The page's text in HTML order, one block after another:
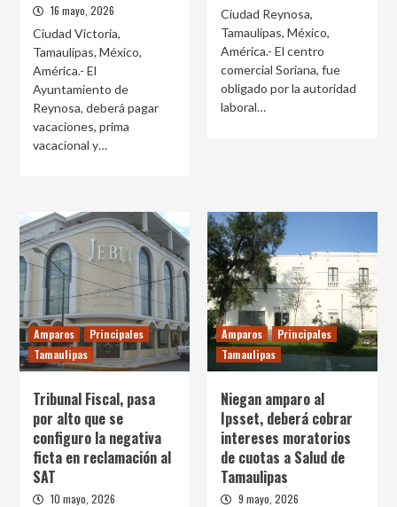
16 mayo, 2026
Ciudad Victoria,
Tamaulipas, México,
América.- El
Ayuntamiento de
Reynosa, deberá pagar
vacaciones, prima
vacacional y…
Ciudad Reynosa,
Tamaulipas, México,
América.- El centro
comercial Soriana, fue
obligado por la autoridad
laboral…
Amparos
Principales
Tamaulipas
Tribunal Fiscal, pasa
por alto que se
configuro la negativa
ficta en reclamación al
SAT
10 mayo, 2026
Amparos
Principales
Tamaulipas
Niegan amparo al
Ipsset, deberá cobrar
intereses moratorios
de cuotas a Salud de
Tamaulipas
9 mayo, 2026